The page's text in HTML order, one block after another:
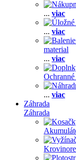
... viac
... viac
material
... viac
... viac
Záhrada
Záhrada